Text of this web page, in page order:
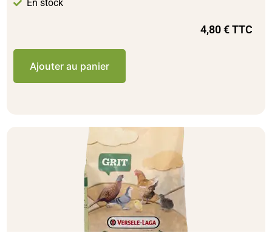
En stock
4,80€TTC
Ajouter au panier